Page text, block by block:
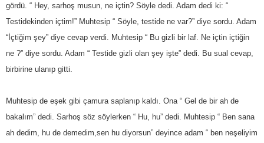
gördü. “ Hey, sarhoş musun, ne içtin? Söyle dedi. Adam dedi ki: “
Testidekinden içtim!” Muhtesip “ Söyle, testide ne var?” diye sordu. Adam
“İçtiğim şey” diye cevap verdi. Muhtesip “ Bu gizli bir laf. Ne içtin içtiğin
ne ?” diye sordu. Adam “ Testide gizli olan şey işte” dedi. Bu sual cevap,
birbirine ulanıp gitti.
Muhtesip de eşek gibi çamura saplanıp kaldı. Ona “ Gel de bir ah de
bakalım” dedi. Sarhoş söz söylerken “ Hu, hu” dedi. Muhtesip “ Ben sana
ah dedim, hu de demedim,sen hu diyorsun” deyince adam “ ben neşeliyim